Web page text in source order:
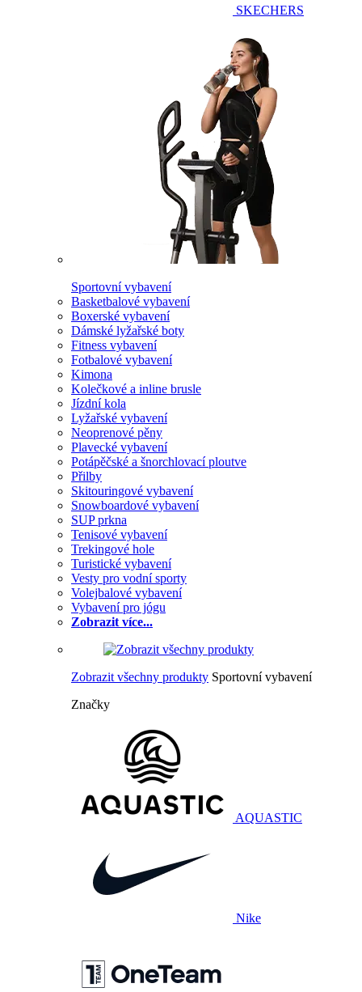
SKECHERS
Sportovní vybavení
Basketbalové vybavení
Boxerské vybavení
Dámské lyžařské boty
Fitness vybavení
Fotbalové vybavení
Kimona
Kolečkové a inline brusle
Jízdní kola
Lyžařské vybavení
Neoprenové pěny
Plavecké vybavení
Potápěčské a šnorchlovací ploutve
Přilby
Skitouringové vybavení
Snowboardové vybavení
SUP prkna
Tenisové vybavení
Trekingové hole
Turistické vybavení
Vesty pro vodní sporty
Volejbalové vybavení
Vybavení pro jógu
Zobrazit více...
Zobrazit všechny produkty Sportovní vybavení
Značky
AQUASTIC
Nike